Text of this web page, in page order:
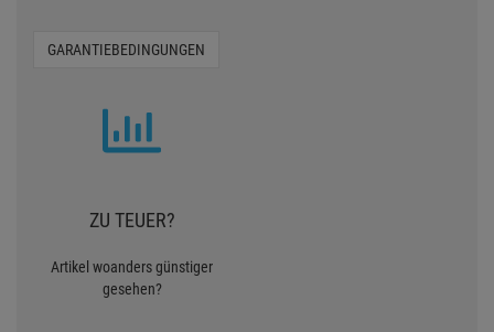
GARANTIEBEDINGUNGEN
ZU TEUER?
Artikel woanders günstiger
gesehen?